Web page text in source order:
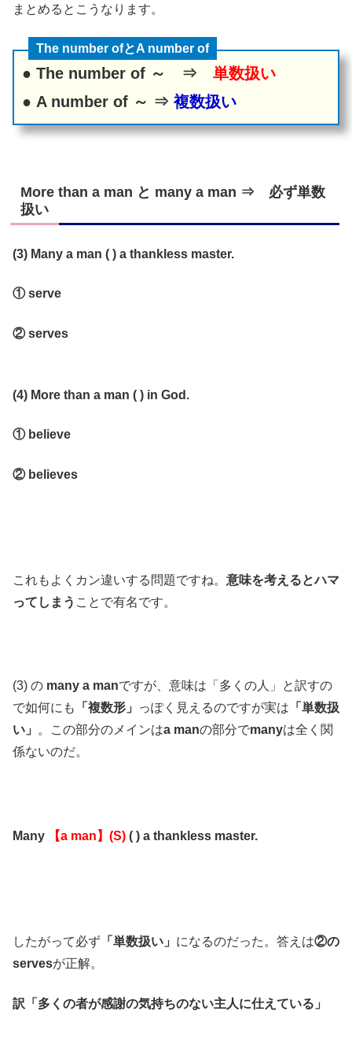
まとめるとこうなります。
The number ofとA number of
● The number of ～ ⇒ 単数扱い
● A number of ～ ⇒複数扱い
More than a man と many a man ⇒ 必ず単数
扱い
(3) Many a man ( ) a thankless master.
① serve
② serves
(4) More than a man ( ) in God.
① believe
② believes
これもよくカン違いする問題ですね。 意味を考えるとハマ
ってしまう ことで有名です。
(3) の many a manですが、意味は「多くの人」と訳すの
で如何にも
「複数形」 っぽく見えるのですが実は 「単数扱
い」 。この部分のメインはa manの部分でmanyは全く関
係ないのだ。
Many 【a man】(S) ( ) a thankless master.
したがって必ず 「単数扱い」 になるのだった。答えは②の
servesが正解。
訳「多くの者が感謝の気持ちのない主人に仕えている」